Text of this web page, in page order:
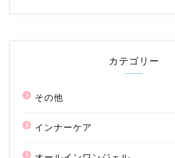
カテゴリー
その他
インナーケア